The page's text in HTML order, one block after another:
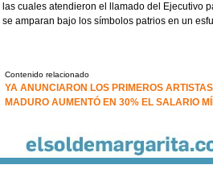
las cuales atendieron el llamado del Ejecutivo
se amparan bajo los símbolos patrios en un
Contenido relacionado
YA ANUNCIARON LOS PRIMEROS
MADURO AUMENTÓ EN 30% EL SALARIO